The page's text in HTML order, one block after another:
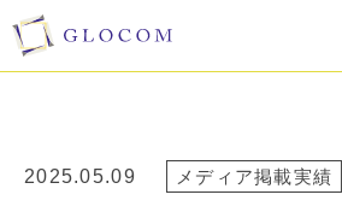
2025.05.09 メディア掲載実績